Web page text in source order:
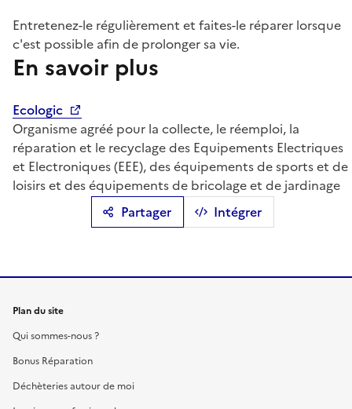
Partager Intégrer
Entretenez-le régulièrement et faites-le réparer lorsque
c'est possible afin de prolonger sa vie.
En savoir plus
Ecologic
Organisme agréé pour la collecte, le réemploi, la
réparation et le recyclage des Equipements Electriques
et Electroniques (EEE), des équipements de sports et de
loisirs et des équipements de bricolage et de jardinage
Plan du site
Qui sommes-nous ?
Bonus Réparation
Déchèteries autour de moi